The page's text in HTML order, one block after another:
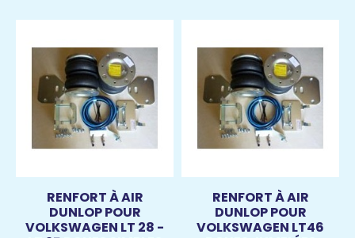
RENFORT À AIR
DUNLOP POUR
VOLKSWAGEN LT 28 -
RENFORT À AIR
DUNLOP POUR
VOLKSWAGEN LT46